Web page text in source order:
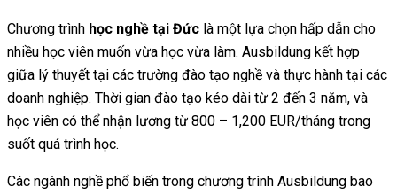
Chương trình học nghề tại Đức là một lựa chọn hấp dẫn cho
nhiều học viên muốn vừa học vừa làm. Ausbildung kết hợp
giữa lý thuyết tại các trường đào tạo nghề và thực hành tại các
doanh nghiệp. Thời gian đào tạo kéo dài từ 2 đến 3 năm, và
học viên có thể nhận lương từ 800 – 1,200 EUR/tháng trong
suốt quá trình học.
Các ngành nghề phổ biến trong chương trình Ausbildung bao